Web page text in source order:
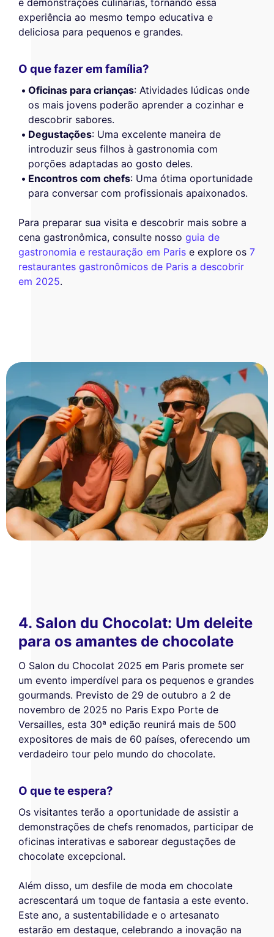
experiência ao mesmo tempo educativa e
deliciosa para pequenos e grandes.
O que fazer em família?
Oficinas para crianças: Atividades lúdicas onde
os mais jovens poderão aprender a cozinhar e
descobrir sabores.
Degustações: Uma excelente maneira de
introduzir seus filhos à gastronomia com
porções adaptadas ao gosto deles.
Encontros com chefs: Uma ótima oportunidade
para conversar com profissionais apaixonados.
Para preparar sua visita e descobrir mais sobre a
cena gastronômica, consulte nosso guia de
gastronomia e restauração em Paris e explore os 7
restaurantes gastronômicos de Paris a descobrir
em 2025.
4. Salon du Chocolat: Um deleite
para os amantes de chocolate
O Salon du Chocolat 2025 em Paris promete ser
um evento imperdível para os pequenos e grandes
gourmands. Previsto de 29 de outubro a 2 de
novembro de 2025 no Paris Expo Porte de
Versailles, esta 30ª edição reunirá mais de 500
expositores de mais de 60 países, oferecendo um
verdadeiro tour pelo mundo do chocolate.
O que te espera?
Os visitantes terão a oportunidade de assistir a
demonstrações de chefs renomados, participar de
oficinas interativas e saborear degustações de
chocolate excepcional.
Além disso, um desfile de moda em chocolate
acrescentará um toque de fantasia a este evento.
Este ano, a sustentabilidade e o artesanato
estarão em destaque, celebrando a inovação na